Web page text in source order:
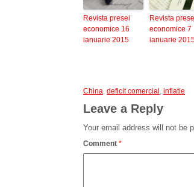
Revista presei
economice 16
ianuarie 2015
Revista
economice 7
ianuarie
China deficit comercial inflatie
Leave a Reply
Your email address will not be
Comment *